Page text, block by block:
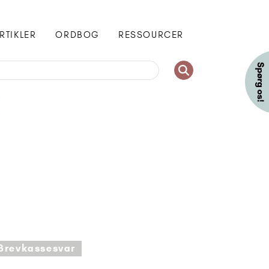
ORDBOG RESSOURCER
Brevkassesvar